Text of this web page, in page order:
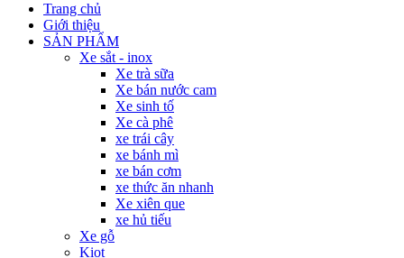
Trang chủ
Giới thiệu
SẢN PHẨM
Xe sắt - inox
Xe trà sữa
Xe bán nước cam
Xe sinh tố
Xe cà phê
xe trái cây
xe bánh mì
xe bán cơm
xe thức ăn nhanh
Xe xiên que
xe hủ tiếu
Xe gỗ
Kiot